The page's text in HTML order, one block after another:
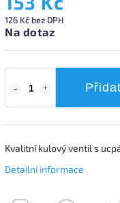
126 Kč bez DPH
Na dotaz
Kvalitní kulový ventil s
Detailní informace